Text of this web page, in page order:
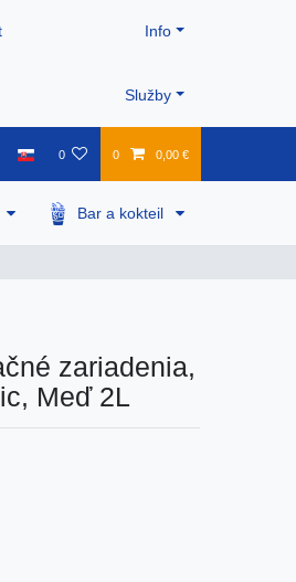
Info
Služby
0 0 0,00 €
Bar a kokteil
zariadenia,
Meď 2L